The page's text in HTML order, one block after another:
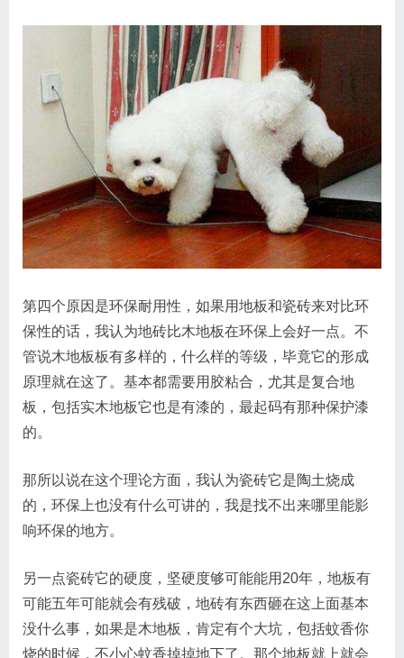
第四个原因是环保耐用性，如果用地板和瓷砖来对比环
保性的话，我认为地砖比木地板在环保上会好一点。不
管说木地板板有多样的，什么样的等级，毕竟它的形成
原理就在这了。基本都需要用胶粘合，尤其是复合地
板，包括实木地板它也是有漆的，最起码有那种保护漆
的。
那所以说在这个理论方面，我认为瓷砖它是陶土烧成
的，环保上也没有什么可讲的，我是找不出来哪里能影
响环保的地方。
另一点瓷砖它的硬度，坚硬度够可能能用20年，地板有
可能五年可能就会有残破，地砖有东西砸在这上面基本
没什么事，如果是木地板，肯定有个大坑，包括蚊香你
烧的时候，不小心蚊香掉掉地下了。那个地板就上就会